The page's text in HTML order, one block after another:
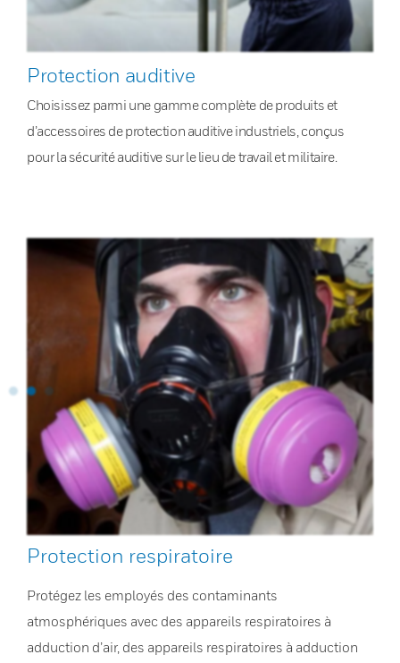
Protection auditive
Choisissez parmi une gamme complète de produits et
d’accessoires de protection auditive industriels, conçus
pour la sécurité auditive sur le lieu de travail et militaire.
Protection respiratoire
Protégez les employés des contaminants
atmosphériques avec des appareils respiratoires à
adduction d’air, des appareils respiratoires à adduction